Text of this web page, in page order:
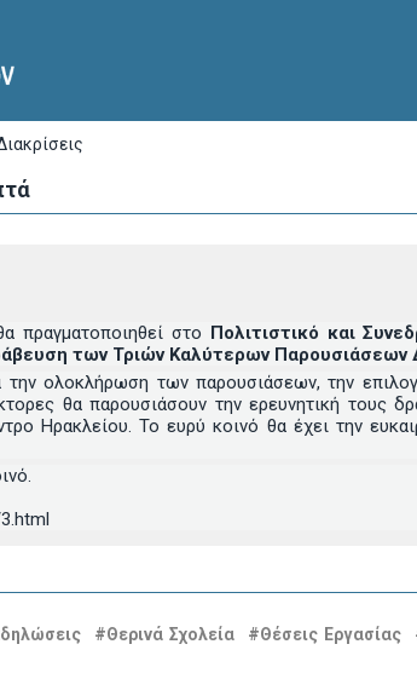
πραγματοποιηθεί στο Πολιτιστικό και
των Τριών Καλύτερων Παρουσιάσεων
την ολοκλήρωση των παρουσιάσεων, την
θα παρουσιάσουν την ερευνητική τους
Ηρακλείου. Το ευρύ κοινό θα έχει την
#Θερινά Σχολεία #Θέσεις Εργασίας